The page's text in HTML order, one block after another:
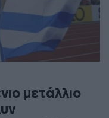
μετάλλιο